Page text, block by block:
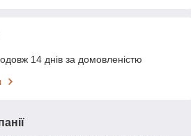
14 днів за домовленістю